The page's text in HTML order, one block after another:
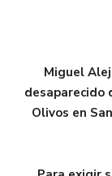
Miguel
desaparecido
Olivos en